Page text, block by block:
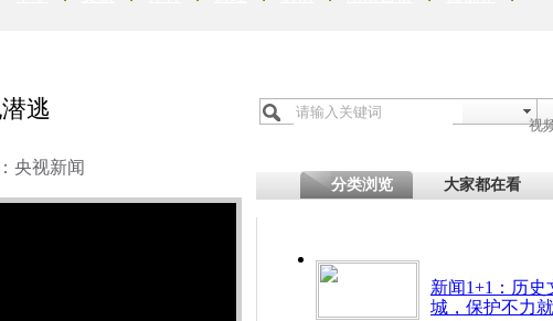
逃
央视新闻
视
分类浏览 大家都在看
新闻1+1：历史
城，保护不力